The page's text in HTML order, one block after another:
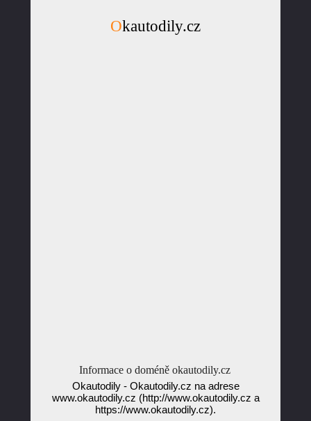
Okautodily.cz
Informace o doméně okautodily.cz
Okautodily - Okautodily.cz na adrese
www.okautodily.cz (http://www.okautodily.cz a
https://www.okautodily.cz).